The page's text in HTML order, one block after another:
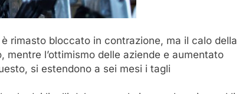
rimasto bloccato in contrazione, ma il calo della
l’ottimismo delle aziende e aumentato
si estendono a sei mesi i tagli